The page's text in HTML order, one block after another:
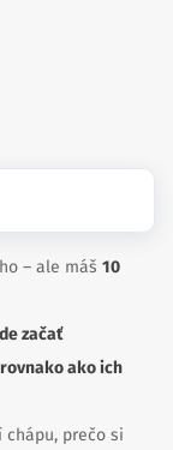
– ale máš 10
začať
rovnako ako ich
prečo si